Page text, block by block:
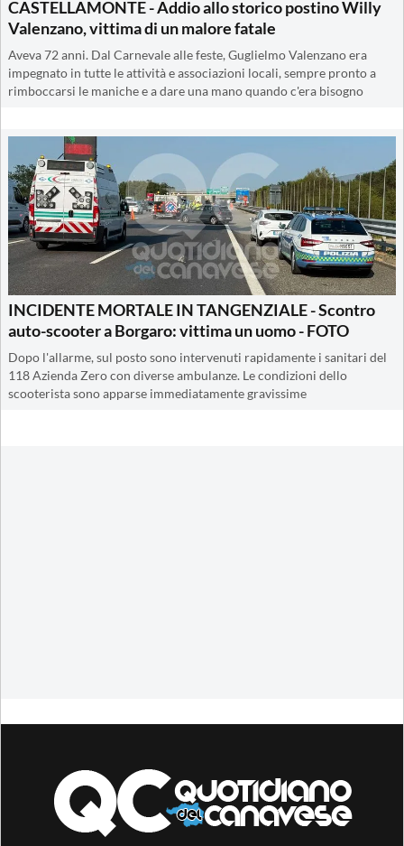
CASTELLAMONTE - Addio allo storico postino Willy
Valenzano, vittima di un malore fatale
Aveva 72 anni. Dal Carnevale alle feste, Guglielmo Valenzano era
impegnato in tutte le attività e associazioni locali, sempre pronto a
rimboccarsi le maniche e a dare una mano quando c'era bisogno
INCIDENTE MORTALE IN TANGENZIALE - Scontro
auto-scooter a Borgaro: vittima un uomo - FOTO
Dopo l'allarme, sul posto sono intervenuti rapidamente i sanitari del
118 Azienda Zero con diverse ambulanze. Le condizioni dello
scooterista sono apparse immediatamente gravissime